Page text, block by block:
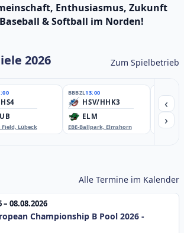
Enthusiasmus, Zukunft
& Softball im Norden!
2026 Zum Spielbetrieb
Lübeck
BBBZL13:00
HSV/HHK3
ELM
EBE-Ballpark, Elmshorn
‹
›
Alle Termine im Kalender
– 08.08.2026
Championship B Pool 2026 -